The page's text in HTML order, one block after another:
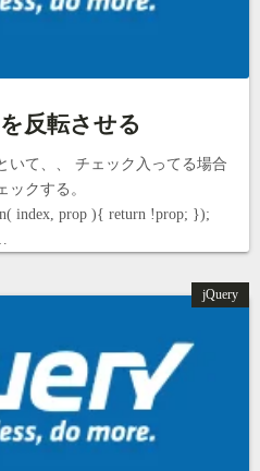
反転させる
いて、、 チェック入ってる場合
ックする。
index, prop ){ return !prop; });
jQuery